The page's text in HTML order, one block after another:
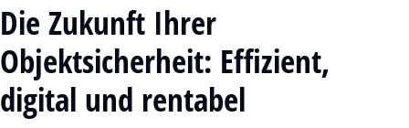
Die Zukunft Ihrer
Objektsicherheit: Effizient,
digital und rentabel